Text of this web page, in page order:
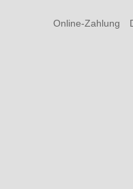
Online-Zahlung